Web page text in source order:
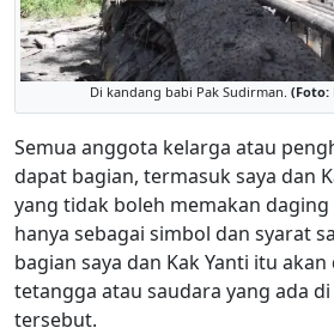
Di kandang babi Pak Sudirman. (Foto:
Semua anggota kelarga atau
dapat bagian, termasuk saya dan
yang tidak boleh memakan
hanya sebagai simbol dan syarat
bagian saya dan Kak Yanti itu
tetangga atau saudara yang ada
tersebut.